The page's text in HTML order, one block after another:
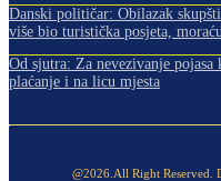
Danski političar: Obilazak
više bio turistička posjeta,
Od sjutra: Za nevezivanje pojasa
plaćanje i na licu mjesta
@2026.All Right Reserved.